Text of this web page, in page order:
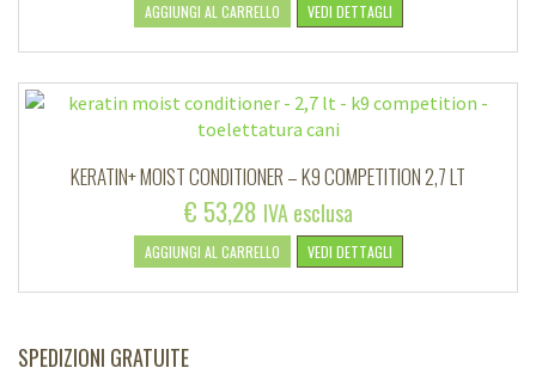
AGGIUNGI AL CARRELLO VEDI DETTAGLI
KERATIN+ MOIST CONDITIONER – K9 COMPETITION 2,7 LT
€ 53,28 IVA esclusa
AGGIUNGI AL CARRELLO VEDI DETTAGLI
SPEDIZIONI GRATUITE